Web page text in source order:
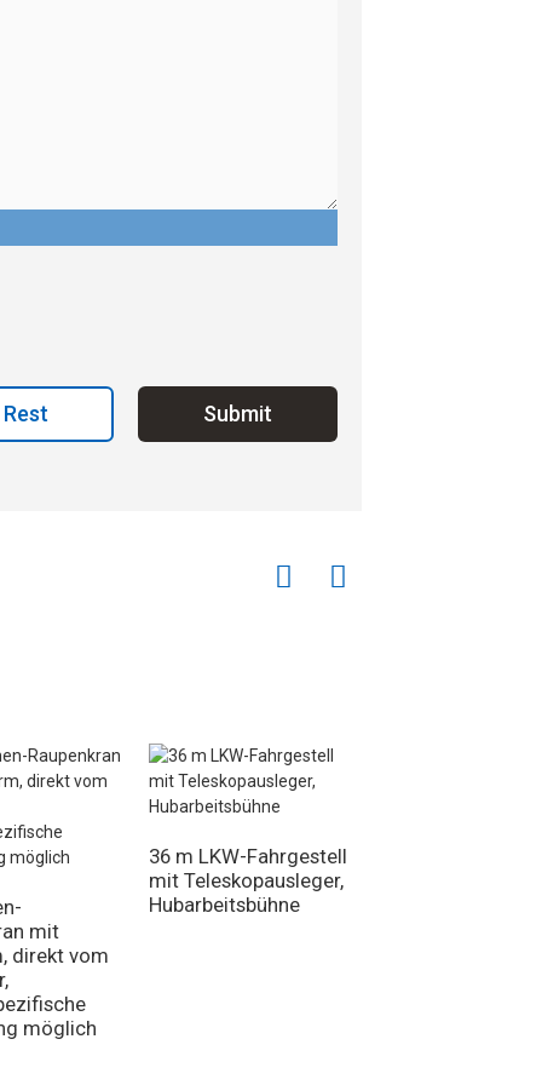
Rest Submit
mit
direkt vom
möglich
36 m LKW-Fahrgestell
mit Teleskopausleger,
Hubarbeitsbühne